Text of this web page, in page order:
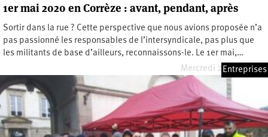
1er mai 2020 en Corrèze : avant, pendant, après
Sortir dans la rue ? Cette perspective que nous avions proposée n’a
pas passionné les responsables de l’intersyndicale, pas plus que
les militants de base d’ailleurs, reconnaissons-le. Le 1er mai,…
Mercredi 29 avril 2020
Entreprises